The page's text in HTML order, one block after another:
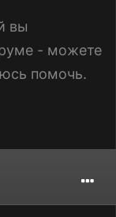
вы
- можете
помочь.